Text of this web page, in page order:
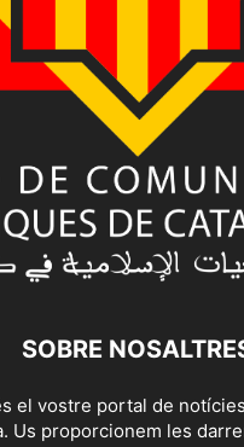
SOBRE
el vostre portal de
Us proporcionem les